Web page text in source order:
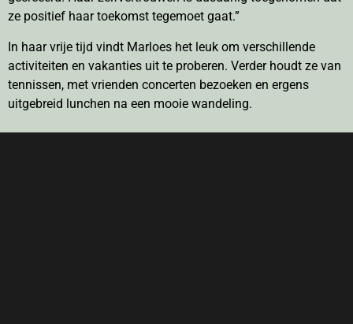
ze positief haar toekomst tegemoet gaat.”
In haar vrije tijd vindt Marloes het leuk om verschillende
activiteiten en vakanties uit te proberen. Verder houdt ze van
tennissen, met vrienden concerten bezoeken en ergens
uitgebreid lunchen na een mooie wandeling.